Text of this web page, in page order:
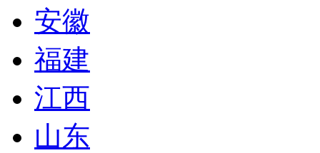
安徽
福建
江西
山东